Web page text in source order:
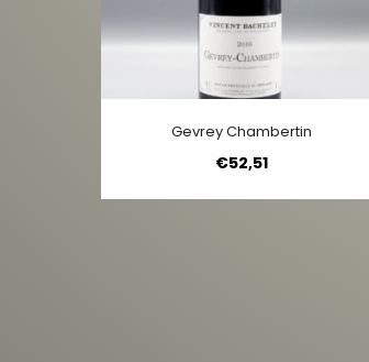
Gevrey Chambertin
€52,51